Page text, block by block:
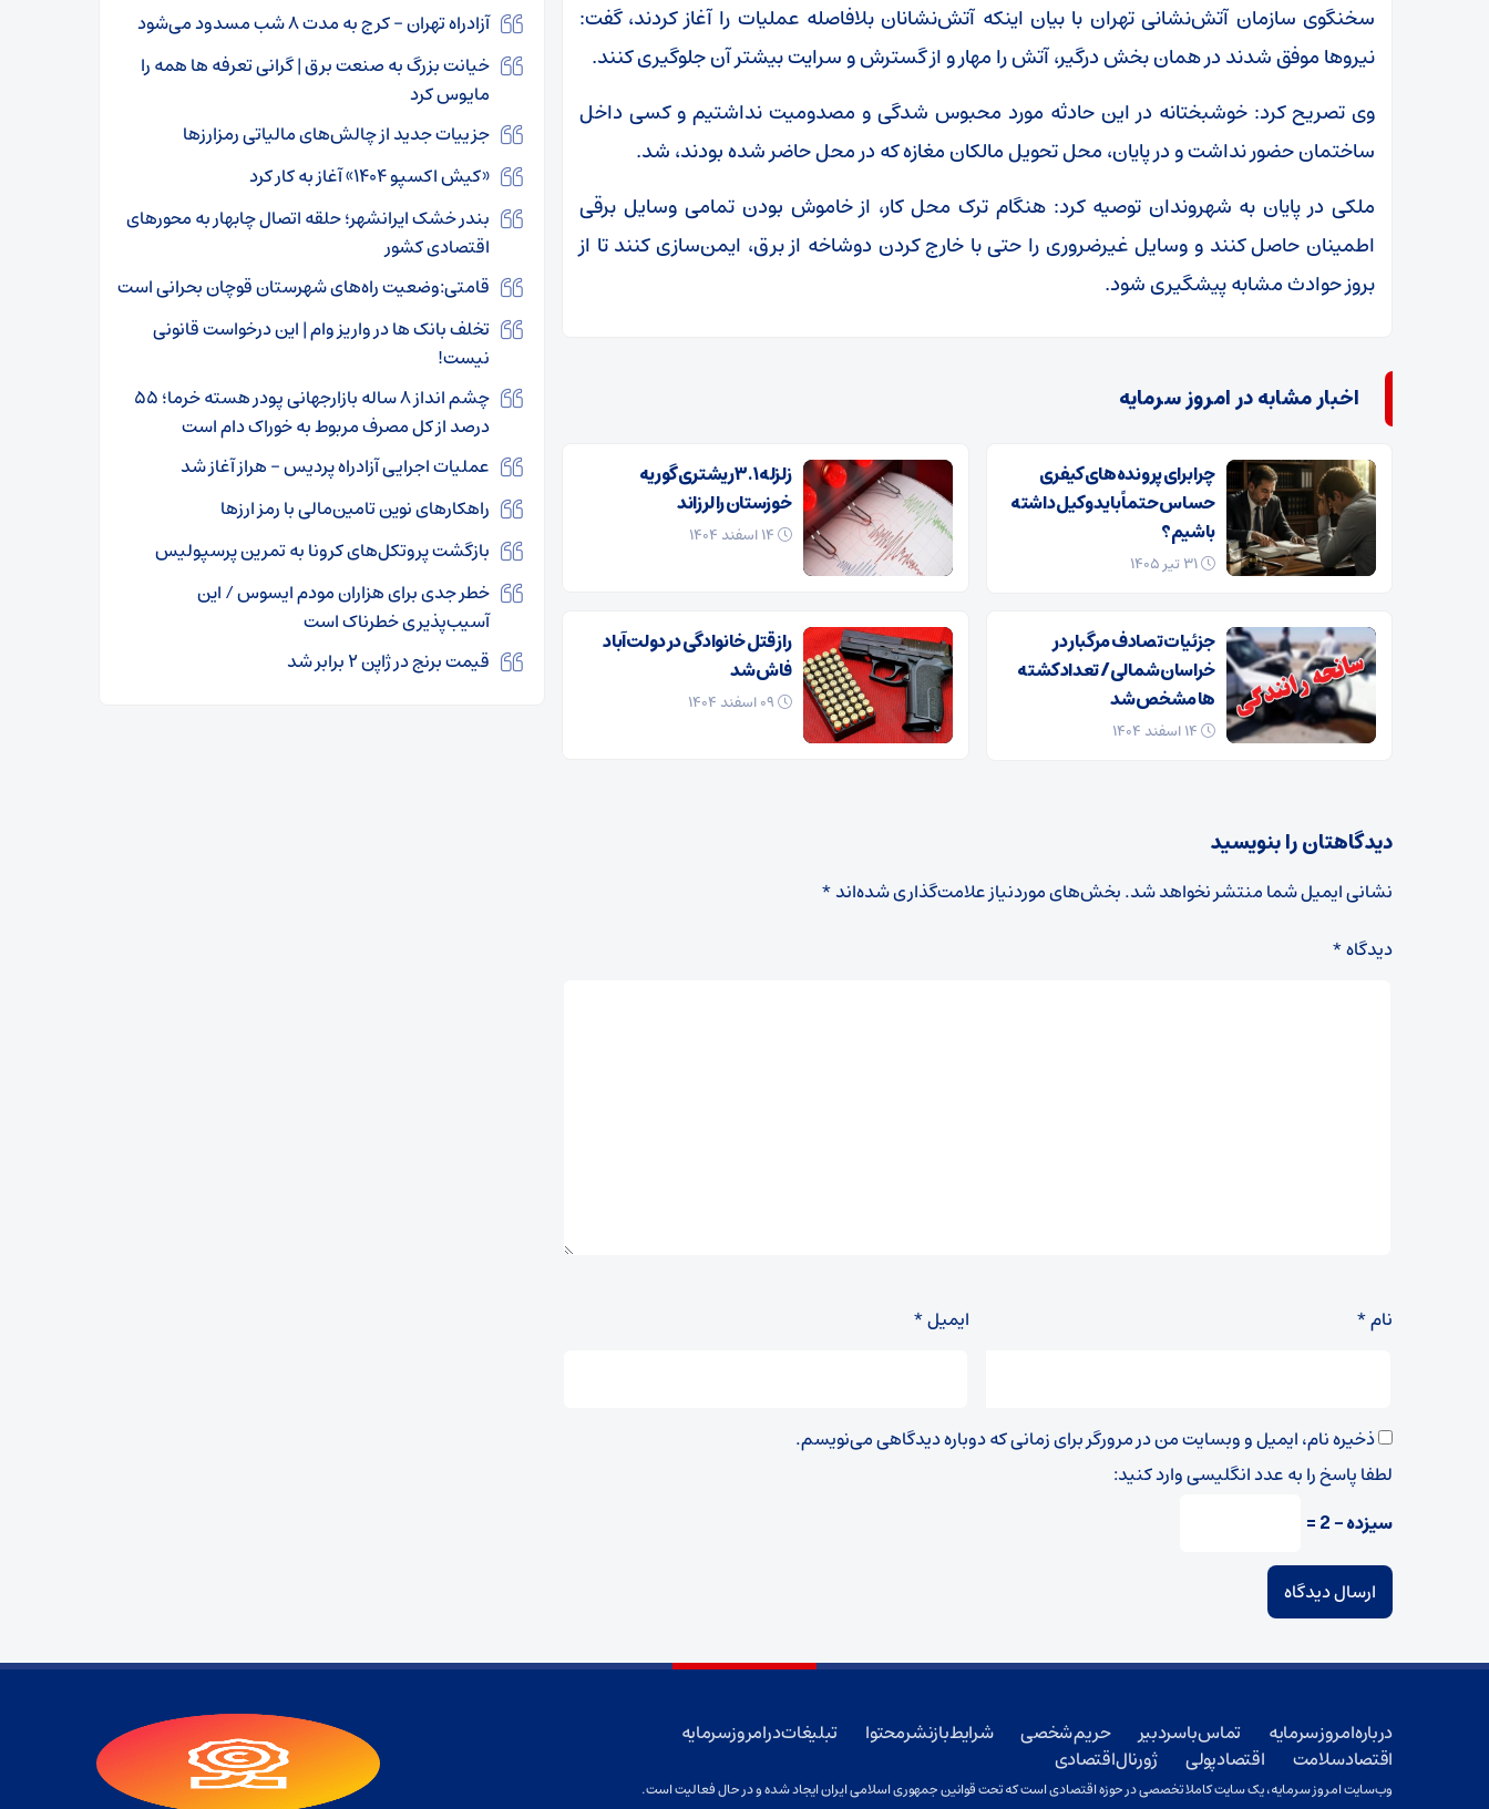
سخنگوی سازمان آتش‌نشانی تهران با بیان اینکه آتش‌نشانان بلافاصله عملیات را آغاز کردند، گفت:
نیروها موفق شدند در همان بخش درگیر، آتش را مهار و از گسترش و سرایت بیشتر آن جلوگیری کنند.
وی تصریح کرد: خوشبختانه در این حادثه مورد محبوس شدگی و مصدومیت نداشتیم و کسی داخل
ساختمان حضور نداشت و در پایان، محل تحویل مالکان مغازه که در محل حاضر شده بودند، شد.
ملکی در پایان به شهروندان توصیه کرد: هنگام ترک محل کار، از خاموش بودن تمامی وسایل برقی
اطمینان حاصل کنند و وسایل غیرضروری را حتی با خارج کردن دوشاخه از برق، ایمن‌سازی کنند تا از
بروز حوادث مشابه پیشگیری شود.
اخبار مشابه در امروز سرمایه
چرا برای پرونده‌های کیفری
حساس حتماً باید وکیل داشته
باشیم؟
زلزله ۳.۱ ریشتری گوریه
خوزستان را لرزاند
جزئیات تصادف مرگبار در
خراسان‌شمالی/ تعداد کشته
ها مشخص شد
راز قتل خانوادگی در دولت‌آباد
فاش شد
دیدگاهتان را بنویسید
نشانی ایمیل شما منتشر نخواهد شد.بخش‌های موردنیاز علامت‌گذاری شده‌اند*
دیدگاه*
نام* ایمیل*
ذخیره نام، ایمیل و وبسایت من در مرورگر برای زمانی که دوباره دیدگاهی می‌نویسم.
لطفا پاسخ را به عدد انگلیسی وارد کنید:
سیزده − 2 =
آزادراه تهران – کرج به مدت ۸ شب مسدود می‌شود
خیانت بزرگ به صنعت برق | گرانی تعرفه ها همه را
مایوس کرد
جزییات جدید از چالش‌های مالیاتی رمزارزها
«کیش اکسپو ۱۴۰۴» آغاز به کار کرد
بندر خشک ایرانشهر؛ حلقه اتصال چابهار به محورهای
اقتصادی کشور
قامتی:وضعیت راه‌های شهرستان قوچان بحرانی است
تخلف بانک ها در واریز وام | این درخواست قانونی
نیست!
چشم انداز ۸ ساله بازارجهانی پودر هسته خرما؛ ۵۵
درصد از کل مصرف مربوط به خوراک دام است
عملیات اجرایی آزادراه پردیس – هراز آغاز شد
راهکارهای نوین تامین‌مالی با رمز‌ ارز‌ها
بازگشت پروتکل‌های کرونا به تمرین پرسپولیس
خطر جدی برای هزاران مودم ایسوس / این
آسیب‌پذیری خطرناک است
قیمت برنج در ژاپن ۲ برابر شد
درباره امروز سرمایه تماس با سردبیر حریم شخصی شرایط بازنشر محتوا
تبلیغات در امروز سرمایه
اقتصاد سلامت
اقتصاد پولی ژورنال اقتصادی
وب‌سایت امروز سرمایه، یک سایت کاملا تخصصی در حوزه اقتصادی است که تحت قوانین جمهوری اسلامی ایران ایجاد شده و در حال فعالیت است.